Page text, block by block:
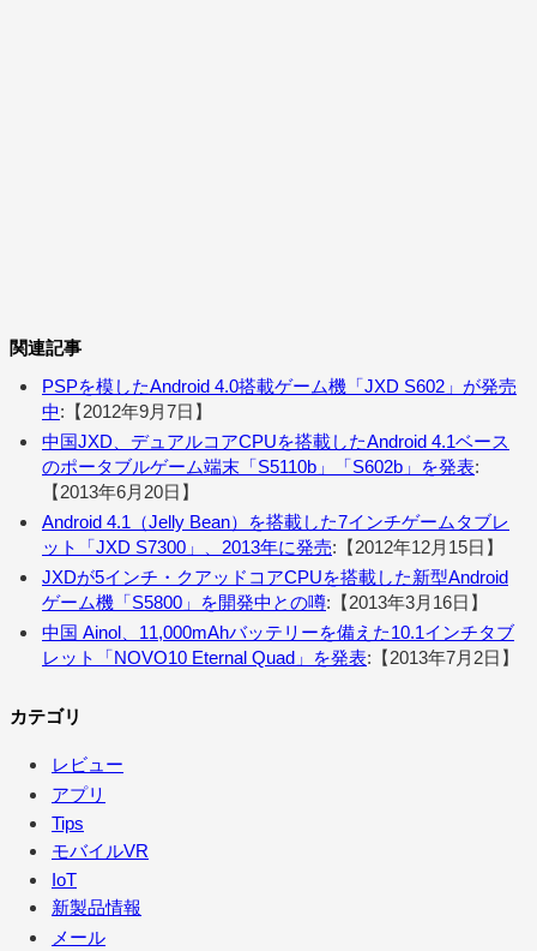
関連記事
PSPを模したAndroid 4.0搭載ゲーム機「JXD S602」が発売
中:【2012年9月7日】
中国JXD、デュアルコアCPUを搭載したAndroid 4.1ベース
のポータブルゲーム端末「S5110b」「S602b」を発表:
【2013年6月20日】
Android 4.1（Jelly Bean）を搭載した7インチゲームタブレ
ット「JXD S7300」、2013年に発売:【2012年12月15日】
JXDが5インチ・クアッドコアCPUを搭載した新型Android
ゲーム機「S5800」を開発中との噂:【2013年3月16日】
中国 Ainol、11,000mAhバッテリーを備えた10.1インチタブ
レット「NOVO10 Eternal Quad」を発表:【2013年7月2日】
カテゴリ
レビュー
アプリ
Tips
モバイルVR
IoT
新製品情報
メール